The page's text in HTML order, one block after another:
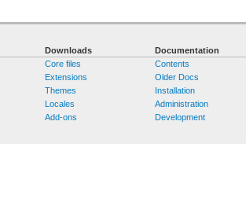
Downloads
Core files
Extensions
Themes
Locales
Add-ons
Documentation
Contents
Older Docs
Installation
Administration
Development